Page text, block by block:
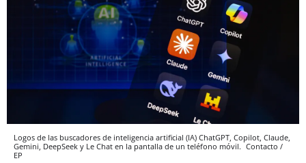
Logos de las buscadores de inteligencia artificial (IA) ChatGPT, Copilot, Claude,
Gemini, DeepSeek y Le Chat en la pantalla de un teléfono móvil. Contacto /
EP